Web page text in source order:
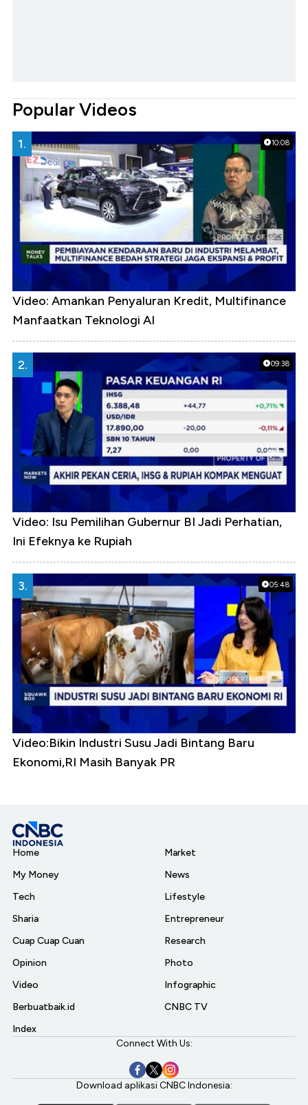
Popular Videos
10:08
1.
Video: Amankan Penyaluran Kredit, Multifinance
Manfaatkan Teknologi AI
09:38
2.
Video: Isu Pemilihan Gubernur BI Jadi Perhatian,
Ini Efeknya ke Rupiah
05:48
3.
Video:Bikin Industri Susu Jadi Bintang Baru
Ekonomi,RI Masih Banyak PR
Home
My Money
Tech
Sharia
Cuap Cuap Cuan
Opinion
Video
Berbuatbaik.id
Index
Market
News
Lifestyle
Entrepreneur
Research
Photo
Infographic
CNBC TV
Connect With Us:
Download aplikasi CNBC Indonesia: